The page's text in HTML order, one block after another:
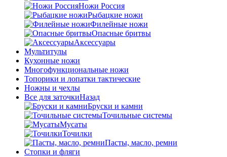
Ножи Россия
Рыбацкие ножи
Филейные ножи
Опасные бритвы
Аксессуары
Мультитулы
Кухонные ножи
Многофункциональные ножи
Топорики и лопатки тактические
Ножны и чехлы
Все для заточкиНазад
Бруски и камни
Точильные системы
Мусаты
Точилки
Пасты, масло, ремни
Стопки и фляги